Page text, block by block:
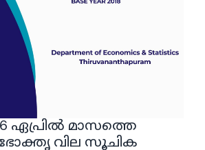
ഏപ്രിൽ മാസത്തെ
വില സൂചിക